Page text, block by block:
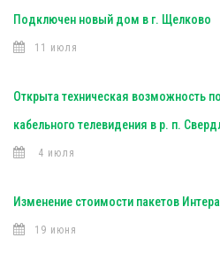
Подключен новый дом в г. Щелково
11 июля
Открыта техническая возможность
кабельного телевидения в р. п.
4 июля
Изменение стоимости пакетов
19 июня